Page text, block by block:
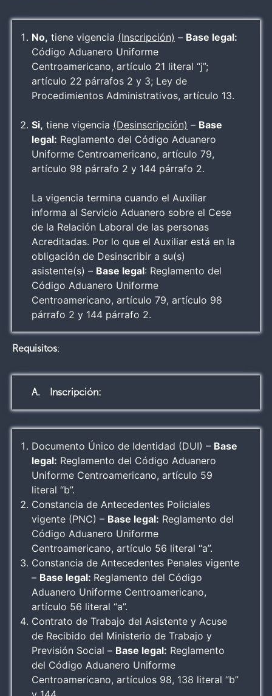
No, tiene vigencia (Inscripción) – Base legal:
Código Aduanero Uniforme
Centroamericano, artículo 21 literal “j”;
artículo 22 párrafos 2 y 3; Ley de
Procedimientos Administrativos, artículo 13.
Si, tiene vigencia (Desinscripción) – Base
legal: Reglamento del Código Aduanero
Uniforme Centroamericano, artículo 79,
artículo 98 párrafo 2 y 144 párrafo 2.
La vigencia termina cuando el Auxiliar
informa al Servicio Aduanero sobre el Cese
de la Relación Laboral de las personas
Acreditadas. Por lo que el Auxiliar está en la
obligación de Desinscribir a su(s)
asistente(s) – Base legal: Reglamento del
Código Aduanero Uniforme
Centroamericano, artículo 79, artículo 98
párrafo 2 y 144 párrafo 2.
Requisitos:
A. Inscripción:
Documento Único de Identidad (DUI) – Base
legal: Reglamento del Código Aduanero
Uniforme Centroamericano, artículo 59
literal “b”.
Constancia de Antecedentes Policiales
vigente (PNC) – Base legal: Reglamento del
Código Aduanero Uniforme
Centroamericano, artículo 56 literal “a”.
Constancia de Antecedentes Penales vigente
– Base legal: Reglamento del Código
Aduanero Uniforme Centroamericano,
artículo 56 literal “a”.
Contrato de Trabajo del Asistente y Acuse
de Recibido del Ministerio de Trabajo y
Previsión Social – Base legal: Reglamento
del Código Aduanero Uniforme
Centroamericano, artículos 98, 138 literal “b”